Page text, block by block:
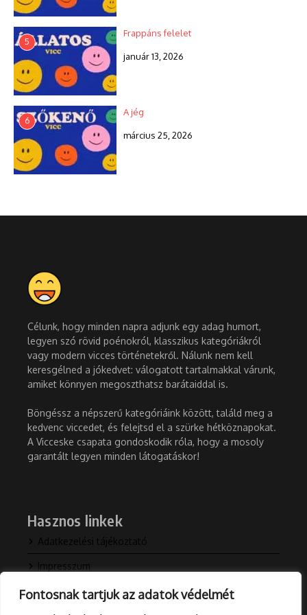
Fontosnak tartjuk az adatok védelmét
5
Frappáns felelet
január 13, 2026
6
A jég
március 25, 2026
Célunk, hogy minden napra adjunk egy adag humort,
legyen szó rövid poénokról, klasszikus kategóriákról
vagy modern vicces történetekről. Nálunk nem kell
keresgélned a jókedvet: válogatott tartalmakkal várunk,
amiket könnyen megoszthatsz barátaiddal is.
Böngéssz a népszerű kategóriáink között, találd meg a
kedvenc viccedet, és felejtsd el a szürke hétköznapokat.
A Vicceske csapata gondoskodik róla, hogy a mosoly
garantált legyen minden látogatáskor!
Hasznos linkek
Adatkezelési tájékoztató
Impresszum
Kapcsolat